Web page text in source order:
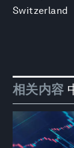
Switzerland
相关内容